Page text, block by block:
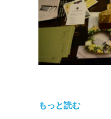
もっと読む